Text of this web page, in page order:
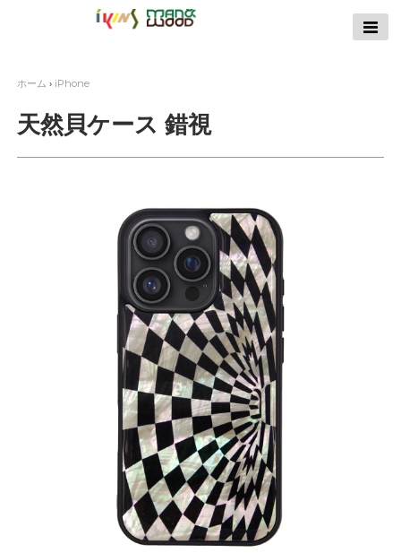
【公式サイト】
木ケース
ホーム › iPhone
天然貝ケース 錯視